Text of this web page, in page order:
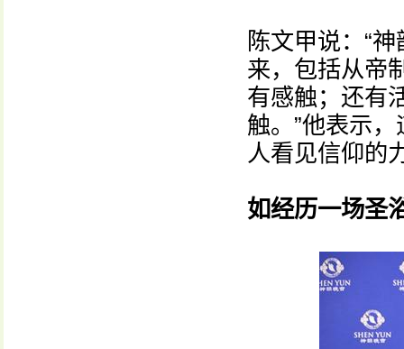
陈文甲说：“
来，包括从帝
有感触；还有
触。”他表示
人看见信仰的
如经历一场圣